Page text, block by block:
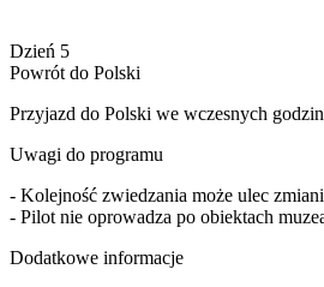
Dzień 5
Powrót do Polski
Przyjazd do Polski we wczesnych
Uwagi do programu
- Kolejność zwiedzania może ulec
- Pilot nie oprowadza po obiektach
Dodatkowe informacje